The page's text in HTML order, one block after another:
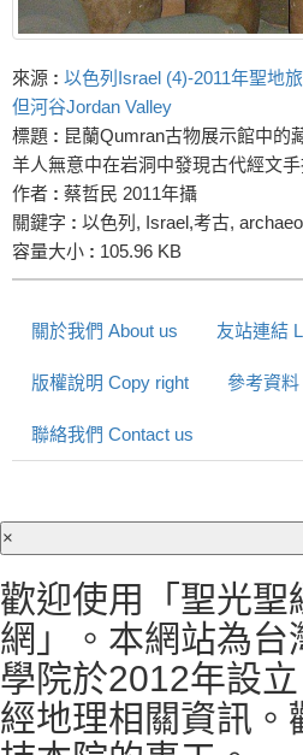
來源 : 以色列Israel (4)-2011年聖地
但河谷Jordan Valley
標題 : 昆蘭Qumran古物展示館中的
羊人無意中在岩洞中發現古代經文
作者 : 蔡哲民 2011年攝
關鍵字 : 以色列, Israel,考古,
容量大小 : 105.96 KB
關於我們 About us 友站連結
版權說明 Copy right 參考資
聯絡我們 Contact us
×
歡迎使用「聖光聖
網」。本網站為台
學院於2012年設
經地理相關資訊。